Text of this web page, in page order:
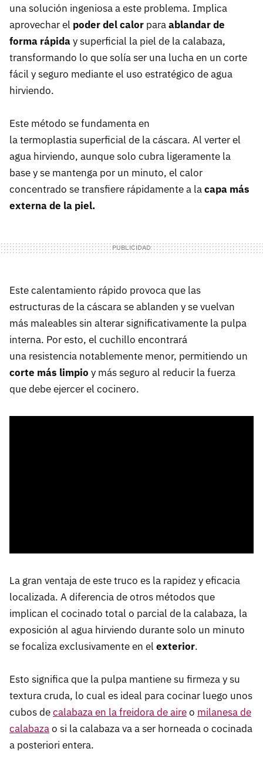
una solución ingeniosa a este problema. Implica
aprovechar el poder del calor paraablandar de
forma rápiday superficial la piel de la calabaza,
transformando lo que solía ser una lucha en un corte
fácil y seguro mediante el uso estratégico de agua
hirviendo.
Este método se fundamenta en
la termoplastia superficial de la cáscara. Al verter el
agua hirviendo, aunque solo cubra ligeramente la
base y se mantenga por un minuto, el calor
concentrado se transfiere rápidamente a lacapa más
externa de la piel.
Este calentamiento rápido provoca que las
estructuras de la cáscara se ablanden y se vuelvan
más maleables sin alterar significativamente la pulpa
interna. Por esto, el cuchillo encontrará
una resistencia notablemente menor, permitiendo un
corte más limpio y más seguro al reducir la fuerza
que debe ejercer el cocinero.
La gran ventaja de este truco es la rapidez y eficacia
localizada. A diferencia de otros métodos que
implican el cocinado total o parcial de la calabaza, la
exposición al agua hirviendo durante solo un minuto
se focaliza exclusivamente en el exterior.
Esto significa que la pulpa mantiene su firmeza y su
textura cruda, lo cual es ideal para cocinar luego unos
cubos decalabaza en la freidora de aireo milanesa de
calabazao si la calabaza va a ser horneada o cocinada
a posteriori entera.